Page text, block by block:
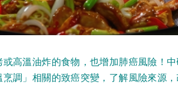
高溫油炸的食物，也增加肺癌風險！
調」相關的致癌突變，了解風險來源